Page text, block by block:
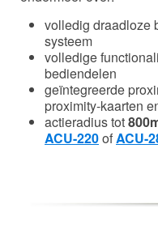
volledig draadloze
systeem
volledige
bediendelen
geïntegreerde
proximity-kaarten
actieradius tot
ACU-220of ACU-